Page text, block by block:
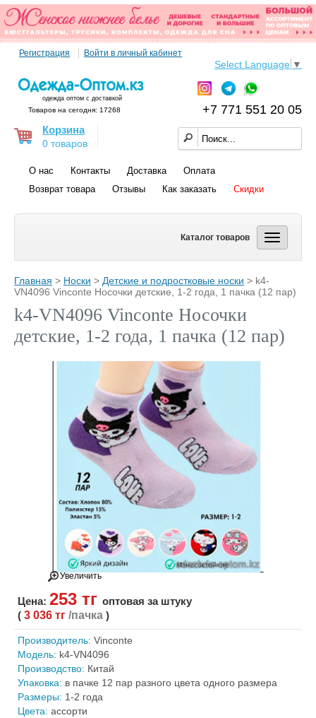
Регистрация Войти в личный кабинет
Select Language ▼
одежда оптом с доставкой
+7 771 551 20 05
Товаров на сегодня: 17268
Корзина
0 товаров
О нас Контакты Доставка
Оплата
Возврат товара
Отзывы Как заказать Скидки
Каталог товаров
Главная > Носки > Детские и подростковые носки > k4-
VN4096 Vinconte Носочки детские, 1-2 года, 1 пачка (12 пар)
k4-VN4096 Vinconte Носочки
детские, 1-2 года, 1 пачка (12 пар)
Увеличить
Цена: 253 тг оптовая за штуку
( 3 036 тг /пачка )
Производитель: Vinconte
Модель: k4-VN4096
Производство: Китай
Упаковка: в пачке 12 пар разного цвета одного размера
Размеры: 1-2 года
Цвета: ассорти